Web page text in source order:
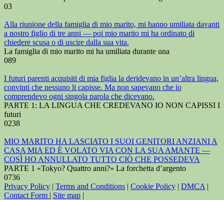
03
Alla riunione della famiglia di mio marito, mi hanno umiliata davanti
a nostro figlio di tre anni — poi mio marito mi ha ordinato di
chiedere scusa o di uscire dalla sua vita.
La famiglia di mio marito mi ha umiliata durante una
089
I futuri parenti acquisiti di mia figlia la deridevano in un’altra lingua,
convinti che nessuno li capisse. Ma non sapevano che io
comprendevo ogni singola parola che dicevano.
PARTE 1: LA LINGUA CHE CREDEVANO IO NON CAPISSI I
futuri
0238
MIO MARITO HA LASCIATO I SUOI GENITORI ANZIANI A
CASA MIA ED È VOLATO VIA CON LA SUA AMANTE —
COSÌ HO ANNULLATO TUTTO CIÒ CHE POSSEDEVA
PARTE 1 «Tokyo? Quattro anni?» La forchetta d’argento
0736
Privacy Policy | Terms and Conditions | Cookie Policy | DMCA |
Contact Form | Site map |